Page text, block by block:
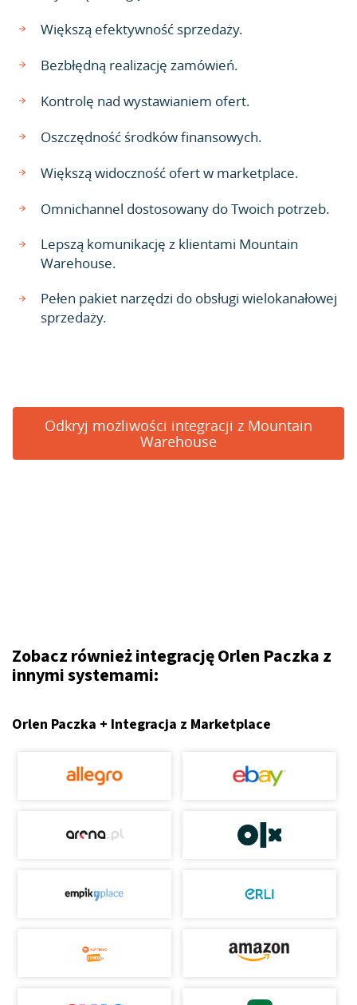
Większą efektywność sprzedaży.
Bezbłędną realizację zamówień.
Kontrolę nad wystawianiem ofert.
Oszczędność środków finansowych.
Większą widoczność ofert w marketplace.
Omnichannel dostosowany do Twoich potrzeb.
Lepszą komunikację z klientami Mountain
Warehouse.
Pełen pakiet narzędzi do obsługi wielokanałowej
sprzedaży.
Odkryj możliwości integracji z Mountain
Warehouse
Zobacz również integrację Orlen Paczka z
innymi systemami:
Orlen Paczka + Integracja z Marketplace